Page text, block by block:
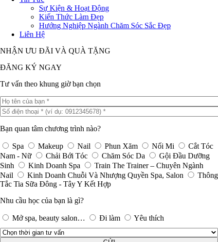
Sự Kiện & Hoạt Động
Kiến Thức Làm Đẹp
Hướng Nghiệp Ngành Chăm Sóc Sắc Đẹp
Liên Hệ
NHẬN ƯU ĐÃI VÀ QUÀ TẶNG
ĐĂNG KÝ NGAY
Tư vấn theo khung giờ bạn chọn
Bạn quan tâm chương trình nào?
Spa Makeup Nail Phun Xăm Nối Mi
Cắt Tóc
Nam - Nữ
Chải Bới Tóc Chăm Sóc Da
Gội Đầu Dưỡng
Sinh
Kinh Doanh Spa
Train The Trainer – Chuyên Ngành
Nail
Kinh Doanh Chuỗi Và Nhượng Quyền Spa, Salon
Thông
Tắc Tia Sữa Đông - Tây Y Kết Hợp
Nhu cầu học của bạn là gì?
Mở spa, beauty salon… Đi làm Yêu thích